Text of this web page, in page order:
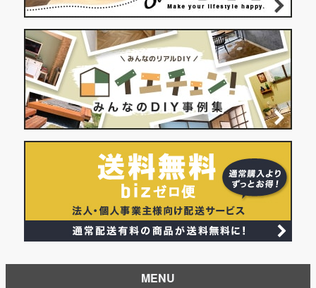
MENU